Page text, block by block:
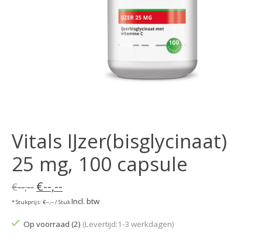
Vitals IJzer(bisglycinaat)
25 mg, 100 capsule
€--,-- €--,--
* Stukprijs: €--,-- / StukIncl. btw
Op voorraad (2) (Levertijd:1-3 werkdagen)